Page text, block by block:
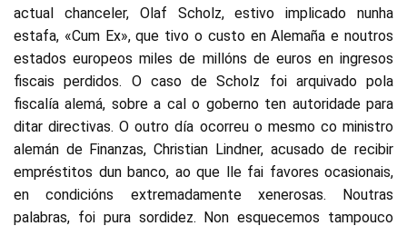
actual chanceler, Olaf Scholz, estivo implicado nunha
estafa, «Cum Ex», que tivo o custo en Alemaña e noutros
estados europeos miles de millóns de euros en ingresos
fiscais perdidos. O caso de Scholz foi arquivado pola
fiscalía alemá, sobre a cal o goberno ten autoridade para
ditar directivas. O outro día ocorreu o mesmo co ministro
alemán de Finanzas, Christian Lindner, acusado de recibir
empréstitos dun banco, ao que lle fai favores ocasionais,
en condicións extremadamente xenerosas. Noutras
palabras, foi pura sordidez. Non esquecemos tampouco